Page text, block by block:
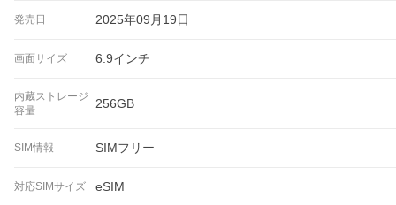
発売日 2025年09月19日
画面サイズ 6.9インチ
内蔵ストレージ
容量
256GB
SIM情報 SIMフリー
対応SIMサイズ eSIM